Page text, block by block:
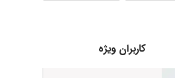
کاربران ویژه